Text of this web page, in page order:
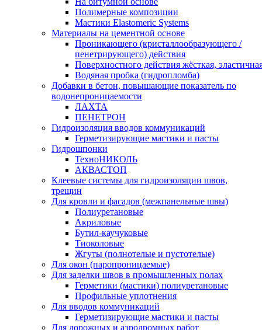
Полимерные композиции
Мастики Elastomeric Systems
Материалы на цементной основе
Проникающего (кристаллообразующего /
пенетрирующего) действия
Поверхностного действия жёсткая,
Водяная пробка (гидропломба)
Добавки в бетон, повышающие показатель по
водонепроницаемости
ЛАХТА
ПЕНЕТРОН
Гидроизоляция вводов коммуникаций
Герметизирующие мастики и пасты
Гидрошпонки
ТехноНИКОЛЬ
АКВАСТОП
Клеевые системы для гидроизоляции швов,
трещин
Для кровли и фасадов (межпанельные швы)
Полиуретановые
Акриловые
Бутил-каучуковые
Тиоколовые
Жгуты (полнотелые и пустотелые)
Для окон (паропроницаемые)
Для заделки швов в промышленных полах
Герметики (мастики) полиуретановые
Профильные уплотнения
Для вводов коммуникаций
Герметизирующие мастики и пасты
Для дорожных и аэродромных работ